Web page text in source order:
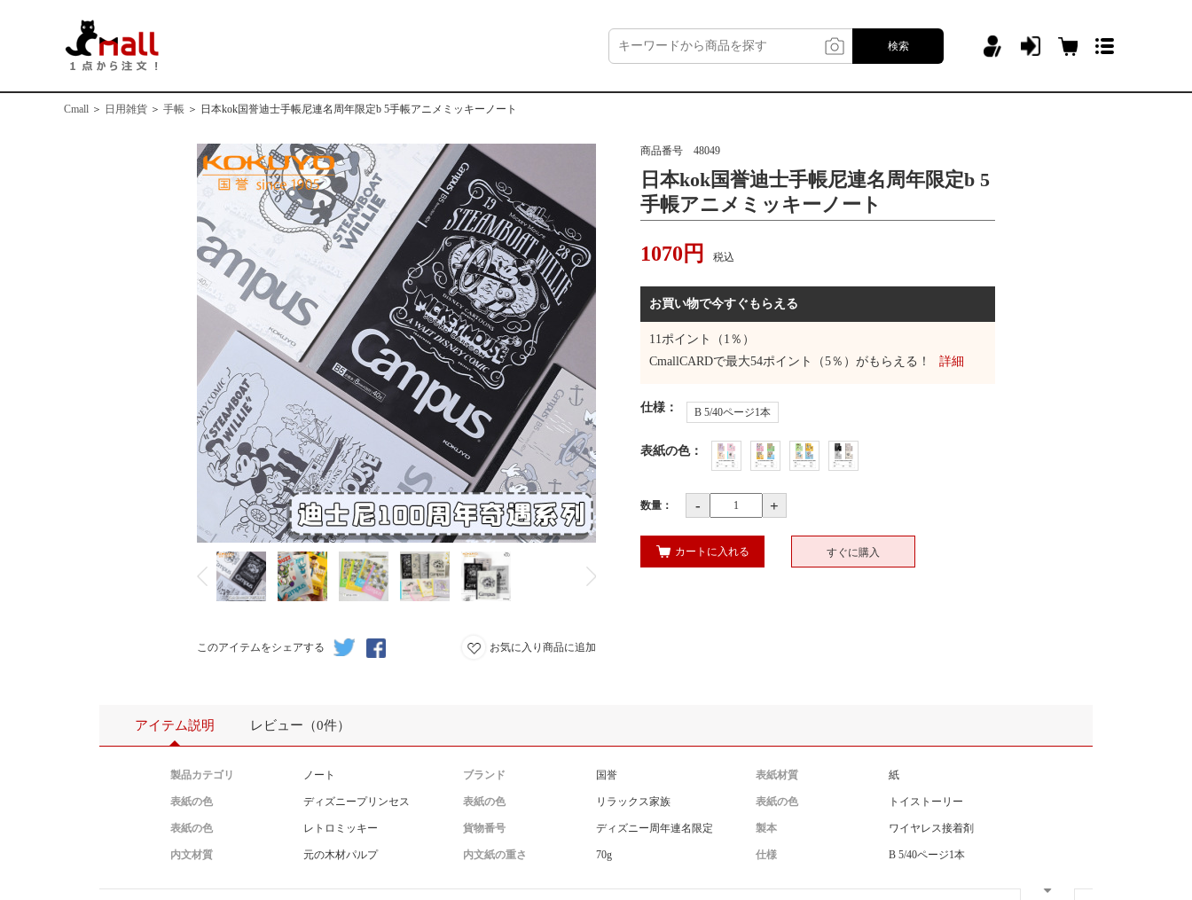
検索
Cmall ＞ 日用雑貨 ＞ 手帳 ＞ 日本kok国誉迪士手帳尼連名周年限定b 5手帳アニメミッキーノート
このアイテムをシェアする お気に入り商品に追加
商品番号 48049
日本kok国誉迪士手帳尼連名周年限定b 5
手帳アニメミッキーノート
1070 円 税込
お買い物で今すぐもらえる
11ポイント（1％）
CmallCARDで最大54ポイント（5％）がもらえる！ 詳細
仕様 ： B 5/40ページ1本
表紙の色：
数量： - +
カートに入れる すぐに購入
アイテム説明 レビュー（0件）
製品カテゴリ ノート ブランド 国誉 表紙材質 紙
表紙の色 ディズニープリンセス 表紙の色 リラックス家族 表紙の色 トイストーリー
表紙の色 レトロミッキー 貨物番号 ディズニー周年連名限定 製本 ワイヤレス接着剤
内文材質 元の木材パルプ 内文紙の重さ 70g 仕様 B 5/40ページ1本